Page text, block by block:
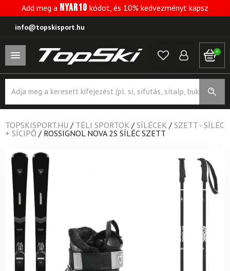
Add meg a NYAR10 kódot, és 10% kedvezményt kapsz
info@topskisport.hu
0
search
TOPSKISPORT.HU / TÉLI SPORTOK / SÍLÉCEK / SZETT - SÍLÉC
+ SÍCIPŐ / ROSSIGNOL NOVA 2S SÍLÉC SZETT